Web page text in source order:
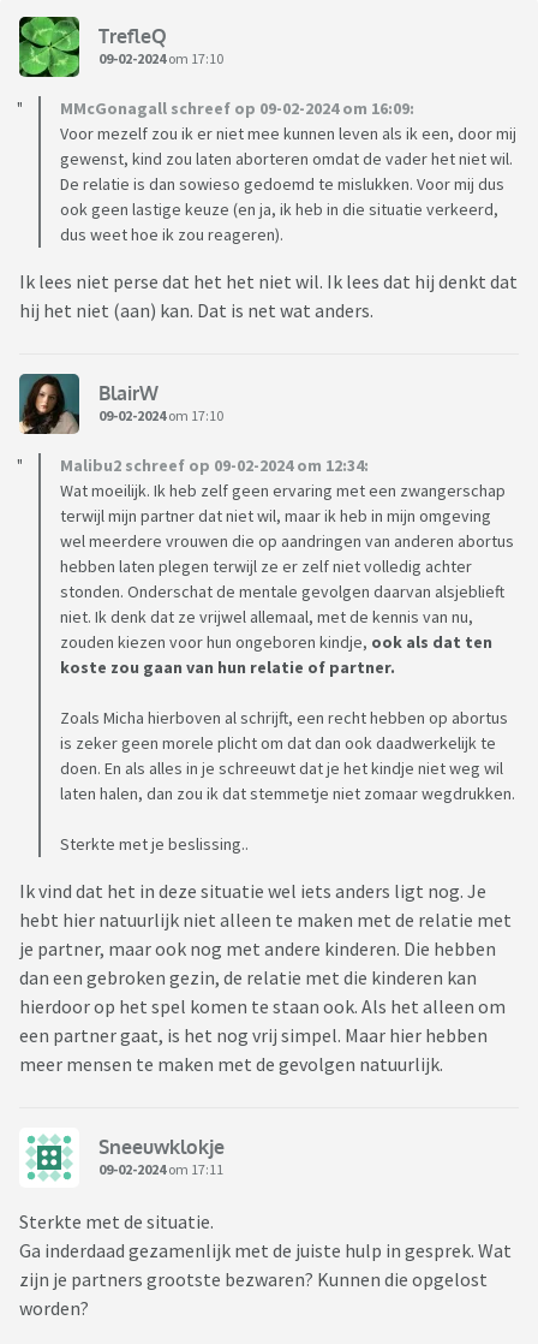
TrefleQ
09-02-2024om 17:10
MMcGonagall schreef op 09-02-2024 om 16:09:
Voor mezelf zou ik er niet mee kunnen leven als ik een, door mij
gewenst, kind zou laten aborteren omdat de vader het niet wil.
De relatie is dan sowieso gedoemd te mislukken. Voor mij dus
ook geen lastige keuze (en ja, ik heb in die situatie verkeerd,
dus weet hoe ik zou reageren).
Ik lees niet perse dat het het niet wil. Ik lees dat hij denkt dat
hij het niet (aan) kan. Dat is net wat anders.
BlairW
09-02-2024om 17:10
Malibu2 schreef op 09-02-2024 om 12:34:
Wat moeilijk. Ik heb zelf geen ervaring met een zwangerschap
terwijl mijn partner dat niet wil, maar ik heb in mijn omgeving
wel meerdere vrouwen die op aandringen van anderen abortus
hebben laten plegen terwijl ze er zelf niet volledig achter
stonden. Onderschat de mentale gevolgen daarvan alsjeblieft
niet. Ik denk dat ze vrijwel allemaal, met de kennis van nu,
zouden kiezen voor hun ongeboren kindje, ook als dat ten
koste zou gaan van hun relatie of partner.
Zoals Micha hierboven al schrijft, een recht hebben op abortus
is zeker geen morele plicht om dat dan ook daadwerkelijk te
doen. En als alles in je schreeuwt dat je het kindje niet weg wil
laten halen, dan zou ik dat stemmetje niet zomaar wegdrukken.
Sterkte met je beslissing..
Ik vind dat het in deze situatie wel iets anders ligt nog. Je
hebt hier natuurlijk niet alleen te maken met de relatie met
je partner, maar ook nog met andere kinderen. Die hebben
dan een gebroken gezin, de relatie met die kinderen kan
hierdoor op het spel komen te staan ook. Als het alleen om
een partner gaat, is het nog vrij simpel. Maar hier hebben
meer mensen te maken met de gevolgen natuurlijk.
Sneeuwklokje
09-02-2024om 17:11
Sterkte met de situatie.
Ga inderdaad gezamenlijk met de juiste hulp in gesprek. Wat
zijn je partners grootste bezwaren? Kunnen die opgelost
worden?